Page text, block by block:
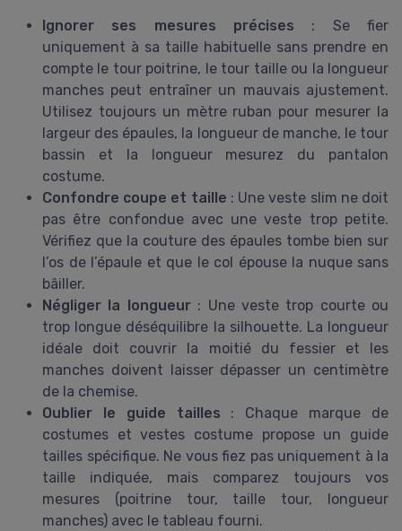
Ignorer ses mesures précises : Se fier
uniquement à sa taille habituelle sans prendre en
compte le tour poitrine, le tour taille ou la longueur
manches peut entraîner un mauvais ajustement.
Utilisez toujours un mètre ruban pour mesurer la
largeur des épaules, la longueur de manche, le tour
bassin et la longueur mesurez du pantalon
costume.
Confondre coupe et taille : Une veste slim ne doit
pas être confondue avec une veste trop petite.
Vérifiez que la couture des épaules tombe bien sur
l’os de l’épaule et que le col épouse la nuque sans
bâiller.
Négliger la longueur: Une veste trop courte ou
trop longue déséquilibre la silhouette. La longueur
idéale doit couvrir la moitié du fessier et les
manches doivent laisser dépasser un centimètre
de la chemise.
Oublier le guide tailles : Chaque marque de
costumes et vestes costume propose un guide
tailles spécifique. Ne vous fiez pas uniquement à la
taille indiquée, mais comparez toujours vos
mesures (poitrine tour, taille tour, longueur
manches) avec le tableau fourni.